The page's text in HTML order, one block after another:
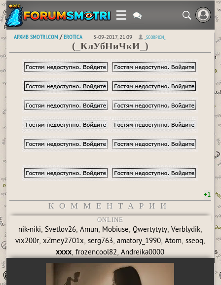
АРХИВ SMOTRI.COM /EROTICA 3-09-2017, 21:09 _SCORPION_
(_КлУбНиЧкИ_)
+1
КОММЕНТАРИИ
ONLINE
nik-niki, Svetlov26, Amun, Mobiuse, Qwertytyty, Verblydik,
vix200r, xZmey2701x, serg763, amatory_1990, Atom, sseoq,
xxxx,frozencool82,Andreika0000